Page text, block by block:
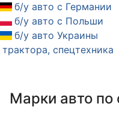
б/у авто с Германии
б/у авто с Польши
б/у авто Украины
трактора, спецтехника
Марки авто по